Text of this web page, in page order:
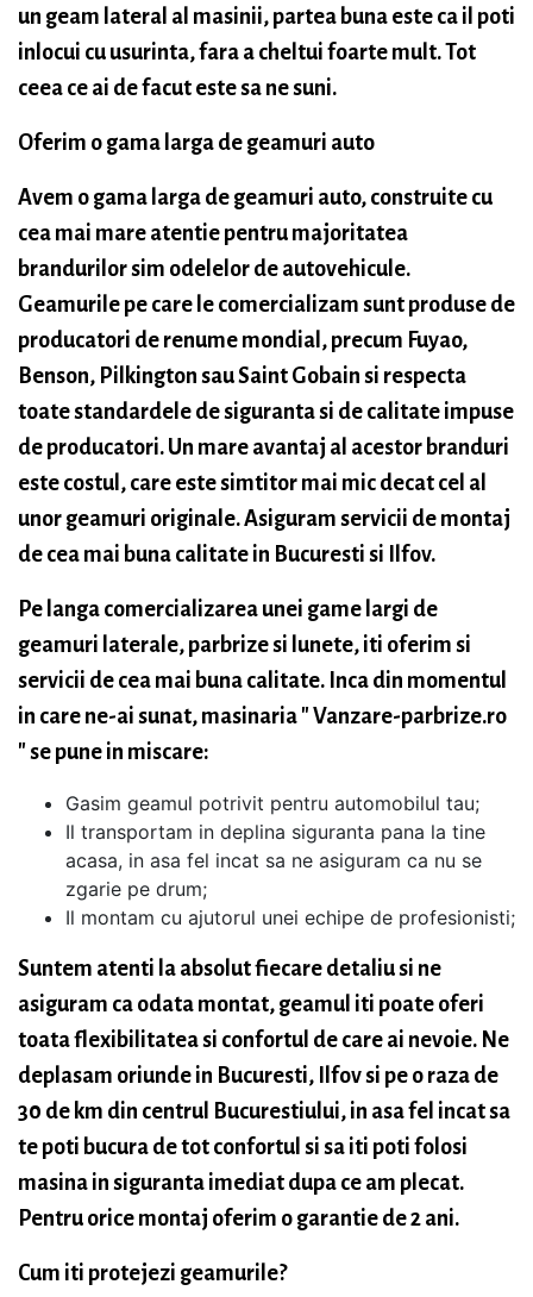
un geam lateral al masinii, partea buna este ca il poti
inlocui cu usurinta, fara a cheltui foarte mult. Tot
ceea ce ai de facut este sa ne suni.
Oferim o gama larga de geamuri auto
Avem o gama larga de geamuri auto, construite cu
cea mai mare atentie pentru majoritatea
brandurilor sim odelelor de autovehicule.
Geamurile pe care le comercializam sunt produse de
producatori de renume mondial, precum Fuyao,
Benson, Pilkington sau Saint Gobain si respecta
toate standardele de siguranta si de calitate impuse
de producatori. Un mare avantaj al acestor branduri
este costul, care este simtitor mai mic decat cel al
unor geamuri originale. Asiguram servicii de montaj
de cea mai buna calitate in Bucuresti si Ilfov.
Pe langa comercializarea unei game largi de
geamuri laterale, parbrize si lunete, iti oferim si
servicii de cea mai buna calitate. Inca din momentul
in care ne-ai sunat, masinaria " Vanzare-parbrize.ro
" se pune in miscare:
Gasim geamul potrivit pentru automobilul tau;
Il transportam in deplina siguranta pana la tine
acasa, in asa fel incat sa ne asiguram ca nu se
zgarie pe drum;
Il montam cu ajutorul unei echipe de profesionisti;
Suntem atenti la absolut fiecare detaliu si ne
asiguram ca odata montat, geamul iti poate oferi
toata flexibilitatea si confortul de care ai nevoie. Ne
deplasam oriunde in Bucuresti, Ilfov si pe o raza de
30 de km din centrul Bucurestiului, in asa fel incat sa
te poti bucura de tot confortul si sa iti poti folosi
masina in siguranta imediat dupa ce am plecat.
Pentru orice montaj oferim o garantie de 2 ani.
Cum iti protejezi geamurile?